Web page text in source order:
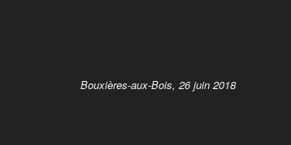
Bouxières-aux-Bois, 26 juin 2018